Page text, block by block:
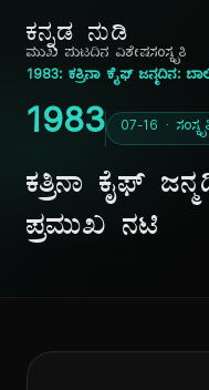
ಕನ್ನಡ ನುಡಿ
ಮುಖ ಪುಟದಿನ ವಿಶೇಷಸಂಸ್ಕೃತಿ
1983: ಕತ್ರಿನಾ ಕೈಫ್ ಜನ್ಮದಿನ:
1983 07-16 ·
ಕತ್ರಿನಾ ಕೈಫ್
ಪ್ರಮುಖ ನಟಿ